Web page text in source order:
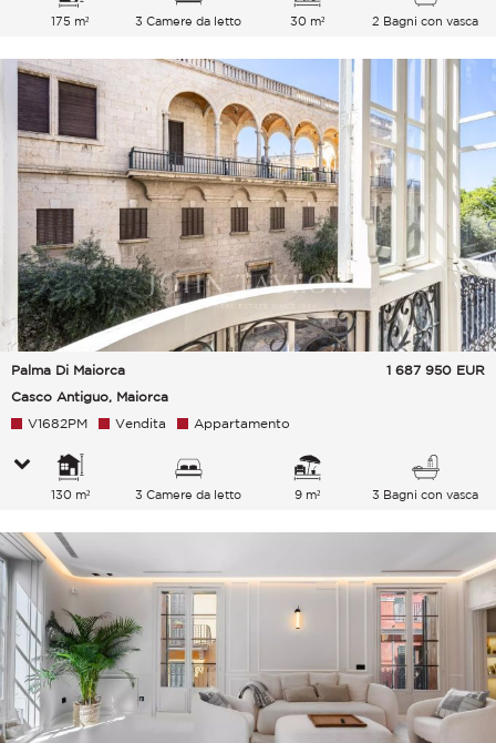
175 m² 3 Camere da letto 30 m² 2 Bagni con vasca
Palma Di Maiorca
Casco Antiguo, Maiorca
1 687 950 EUR
V1682PM Vendita Appartamento
130 m² 3 Camere da letto 9 m² 3 Bagni con vasca